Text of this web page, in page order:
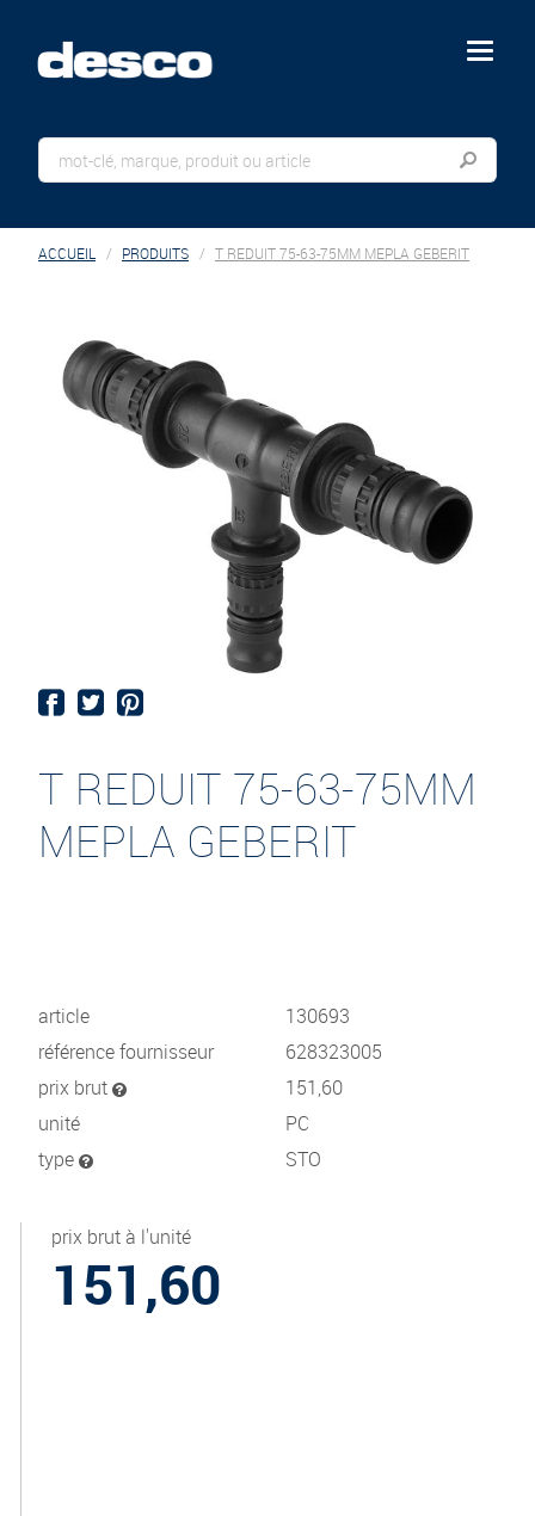
menu
ACCUEIL PRODUITS T REDUIT 75-63-75MM MEPLA GEBERIT
T REDUIT 75-63-75MM
MEPLA GEBERIT
article
130693
référence fournisseur
628323005
prix brut
151,60
unité
PC
type
STO
prix brut à l'unité
151,60